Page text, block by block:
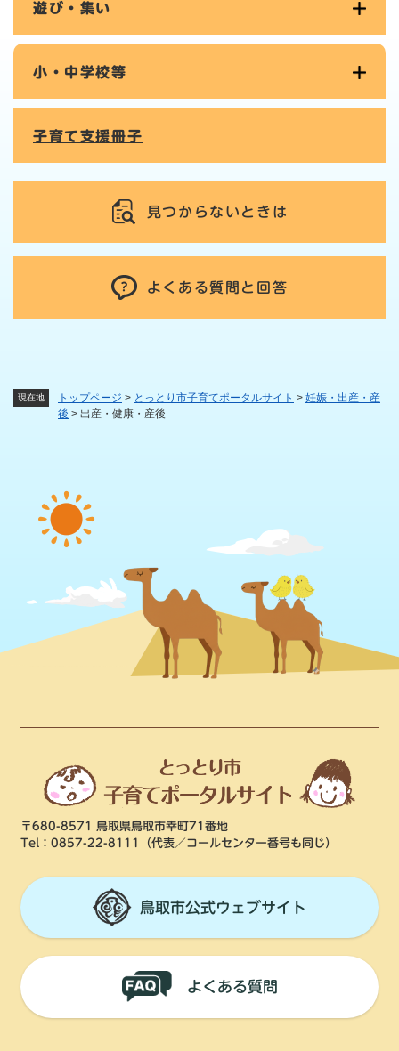
現在地 トップページ > とっとり市子育てポータルサイト > 妊娠・出産・産
後 > 出産・健康・産後
遊び・集い
小・中学校等
子育て支援冊子
見つからないときは
よくある質問と回答
〒680-8571 鳥取県鳥取市幸町71番地
Tel：0857-22-8111
（代表／コールセンター番号も同じ）
鳥取市公式ウェブサイト
よくある質問